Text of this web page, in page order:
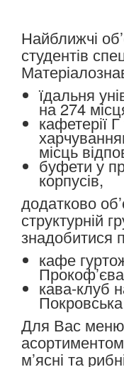
Найближчі
студентів
їдальня
на 274
кафетерії
місць
буфети у
корпусів,
додатково
структурній
знадобитися
кафе
кава-клуб
Для Вас
м’ясні та